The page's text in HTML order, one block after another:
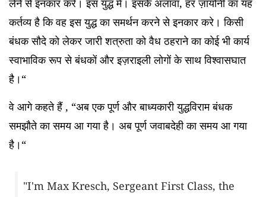
लेने से इनकार करें। इस युद्ध में। इसके अलावा, हर ज़ायोनी का यह
कर्तव्य है कि वह इस युद्ध का समर्थन करने से इनकार करे। किसी
बंधक सौदे को लेकर जारी शत्रुता को वैध ठहराने का कोई भी कार्य
स्वाभाविक रूप से बंधकों और इज़राइली लोगों के साथ विश्वासघात
है।“
वे आगे कहते हैं , “अब एक पूर्ण और बाध्यकारी युद्धविराम बंधक
समझौते का समय आ गया है। अब पूर्ण जवाबदेही का समय आ गया
है।“
"I'm Max Kresch, Sergeant First Class, the